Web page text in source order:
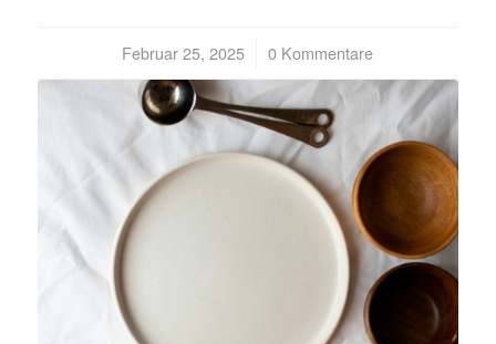
Februar 25, 2025
/ 0 Kommentare